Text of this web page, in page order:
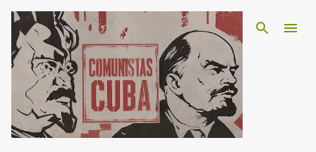
Ir al contenido principal